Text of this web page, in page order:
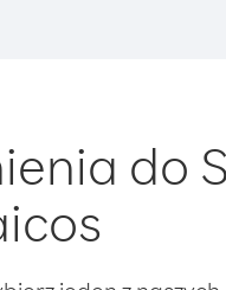
do